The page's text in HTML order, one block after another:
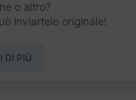
o altro?
inviartelo originale!
DI PIÙ